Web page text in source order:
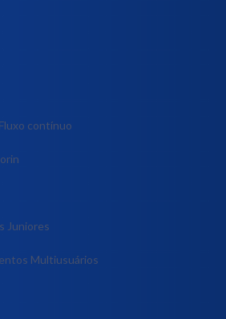
contínuo
Juniores
Multiusuários